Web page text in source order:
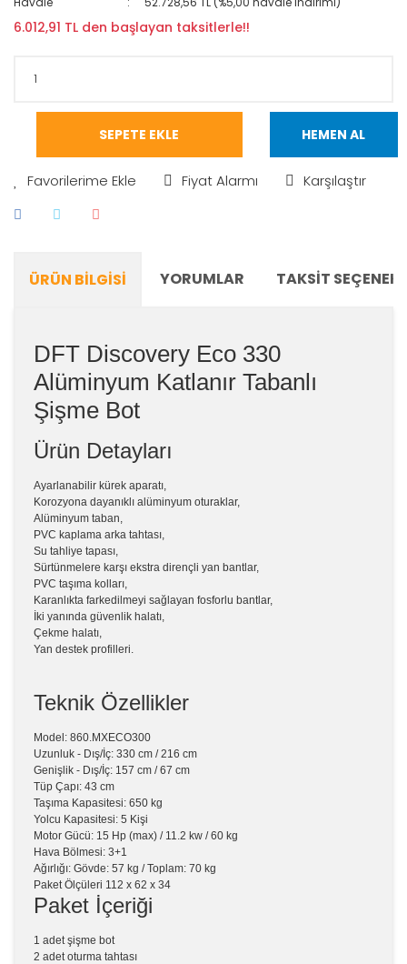
6.012,91 TL den başlayan taksitlerle!!
SEPETE EKLE HEMEN AL
Fiyat Alarmı Karşılaştır
ÜRÜN BILGISI YORUMLAR TAKSIT
DFT Discovery Eco 330
Alüminyum Katlanır Tabanlı
Şişme Bot
Ürün Detayları
Ayarlanabilir kürek aparatı,
Korozyona dayanıklı alüminyum oturaklar,
Alüminyum taban,
PVC kaplama arka tahtası,
Su tahliye tapası,
Sürtünmelere karşı ekstra dirençli yan bantlar,
PVC taşıma kolları,
Karanlıkta farkedilmeyi sağlayan fosforlu bantlar,
İki yanında güvenlik halatı,
Çekme halatı,
Yan destek profilleri.
Teknik Özellikler
Model: 860.MXECO300
Uzunluk - Dış/İç: 330 cm / 216 cm
Genişlik - Dış/İç: 157 cm / 67 cm
Tüp Çapı: 43 cm
Taşıma Kapasitesi: 650 kg
Yolcu Kapasitesi: 5 Kişi
Motor Gücü: 15 Hp (max) / 11.2 kw / 60 kg
Hava Bölmesi: 3+1
Ağırlığı: Gövde: 57 kg / Toplam: 70 kg
Paket Ölçüleri 112 x 62 x 34
Paket İçeriği
1 adet şişme bot
2 adet oturma tahtası